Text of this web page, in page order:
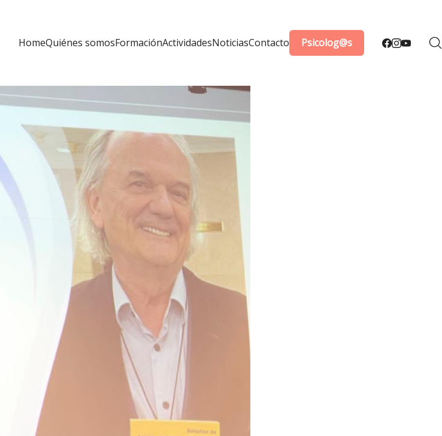
HomeQuiénes somosFormaciónActividadesNoticiasContacto Psicolog@s